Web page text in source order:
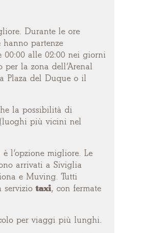
Durante le ore
partenze
alle 02:00 nei giorni
la zona dell’Arenal
Plaza del Duque o il
la possibilità di
più vicini nel
l’opzione migliore. Le
arrivati a Siviglia
e Muving. Tutti
servizio taxi, con fermate
per viaggi più lunghi.